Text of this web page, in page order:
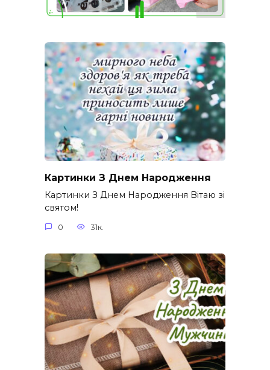
Картинки З Днем Народження
Картинки З Днем Народження Вітаю зі
святом!
0 31к.